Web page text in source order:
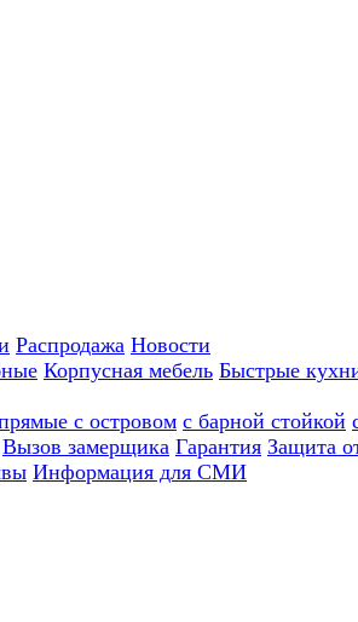
Распродажа Новости
Корпусная мебель Быстрые
с островом с барной стойкой
Вызов замерщика Гарантия Защита
Информация для СМИ